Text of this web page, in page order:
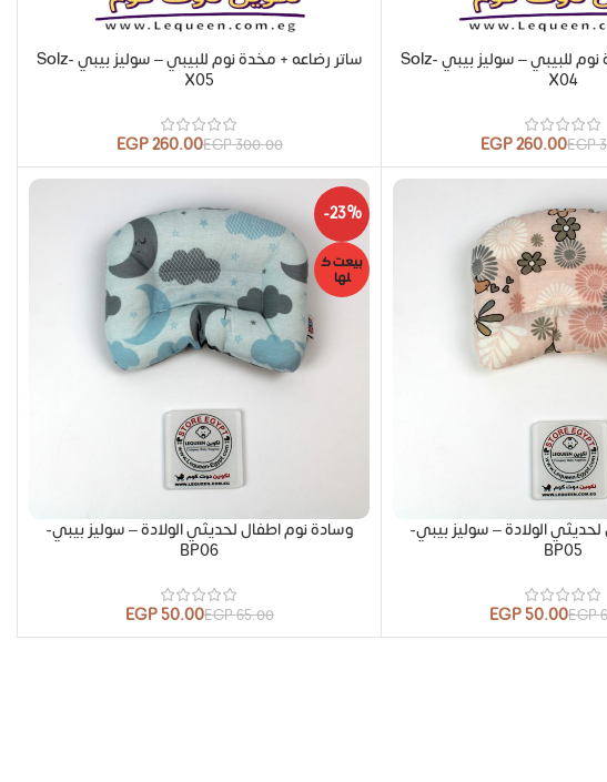
ساتر رضاعه + مخدة نوم للبيبي – سوليز بيبي Solz-
X04
EGP
260.00
EGP
ساتر رضاعه + مخدة نوم للبيبي – سوليز بيبي Solz-
X05
300.00
EGP
260.00
EGP
الولادة – سوليز بيبي-
BP05
EGP
50.00
EGP
-23%
بيعت ك
لها
وسادة نوم اطفال لحديثي الولادة – سوليز بيبي-
BP06
65.00
EGP
50.00
EGP